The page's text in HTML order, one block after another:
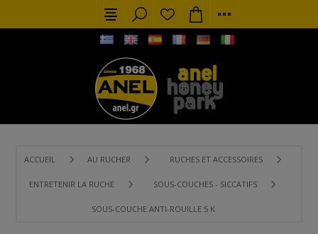
ACCUEIL AU RUCHER RUCHES ET ACCESSOIRES
ENTRETENIR LA RUCHE SOUS-COUCHES - SICCATIFS
SOUS-COUCHE ANTI-ROUILLE 5 KG